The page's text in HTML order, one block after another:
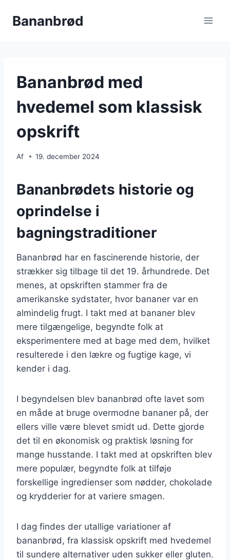
Bananbrød
Bananbrød med
hvedemel som klassisk
opskrift
Af 19. december 2024
Bananbrødets historie og
oprindelse i
bagningstraditioner
Bananbrød har en fascinerende historie, der
strækker sig tilbage til det 19. århundrede. Det
menes, at opskriften stammer fra de
amerikanske sydstater, hvor bananer var en
almindelig frugt. I takt med at bananer blev
mere tilgængelige, begyndte folk at
eksperimentere med at bage med dem, hvilket
resulterede i den lækre og fugtige kage, vi
kender i dag.
I begyndelsen blev bananbrød ofte lavet som
en måde at bruge overmodne bananer på, der
ellers ville være blevet smidt ud. Dette gjorde
det til en økonomisk og praktisk løsning for
mange husstande. I takt med at opskriften blev
mere populær, begyndte folk at tilføje
forskellige ingredienser som nødder, chokolade
og krydderier for at variere smagen.
I dag findes der utallige variationer af
bananbrød, fra klassisk opskrift med hvedemel
til sundere alternativer uden sukker eller gluten.